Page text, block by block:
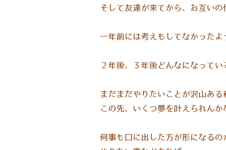
そして友達が来てから、お互い
一年前には考えもしてなかったよ
２年後、３年後どんなになって
まだまだやりたいことが沢山ある
この先、いくつ夢を叶えられんか
何事も口に出した方が形になるの